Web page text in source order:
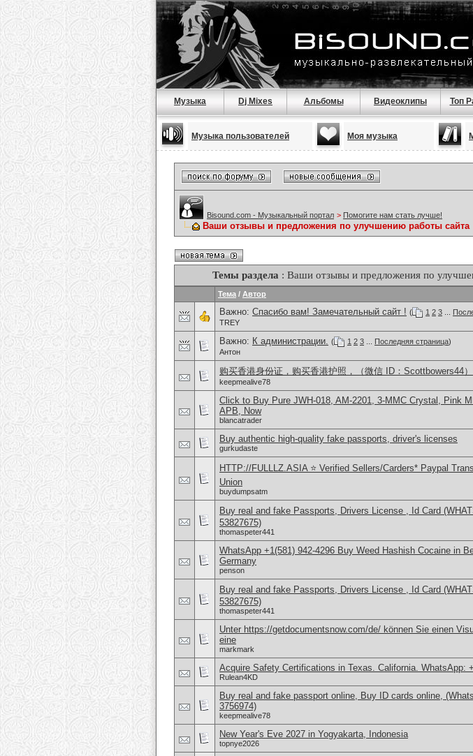
Музыка Dj Mixes Альбомы Видеоклипы Топ
Музыка пользователей Моя музыка
Bisound.com - Музыкальный портал > Помогите нам стать лучше!
Ваши отзывы и предложения по улучшению работы сайта
Темы раздела : Ваши отзывы и предложения по
Тема / Автор
Важно: Спасибо вам! Замечательный сайт ! ( 1 2 3
TREY
Важно: К администрации. ( 1 2 3 Последняя страница)
Антон
购买香港身份证，购买香港护照，（微信 ID：Scottbowers44）
keepmealive78
Click to Buy Pure JWH-018, AM-2201, 3-MMC Crystal, Pink
APB, Now
blancatrader
Buy authentic high-quality fake passports, driver's licenses
gurkudaste
HTTP://FULLLZ.ASIA ⭐️ Verified Sellers/Carders* Paypal
Union
buydumpsatm
Buy real and fake Passports, Drivers License , Id Card
53827675)
thomaspeter441
WhatsApp +1(581) 942-4296 Buy Weed Hashish Cocaine in
Germany
penson
Buy real and fake Passports, Drivers License , Id Card
53827675)
thomaspeter441
Unter https://getdocumentsnow.com/de/ können Sie einen
eine
markmark
Acquire Safety Certifications in Texas. California. WhatsApp:
Rulean4KD
Buy real and fake passport online, Buy ID cards online,
3756974)
keepmealive78
New Year's Eve 2027 in Yogyakarta, Indonesia
topnye2026